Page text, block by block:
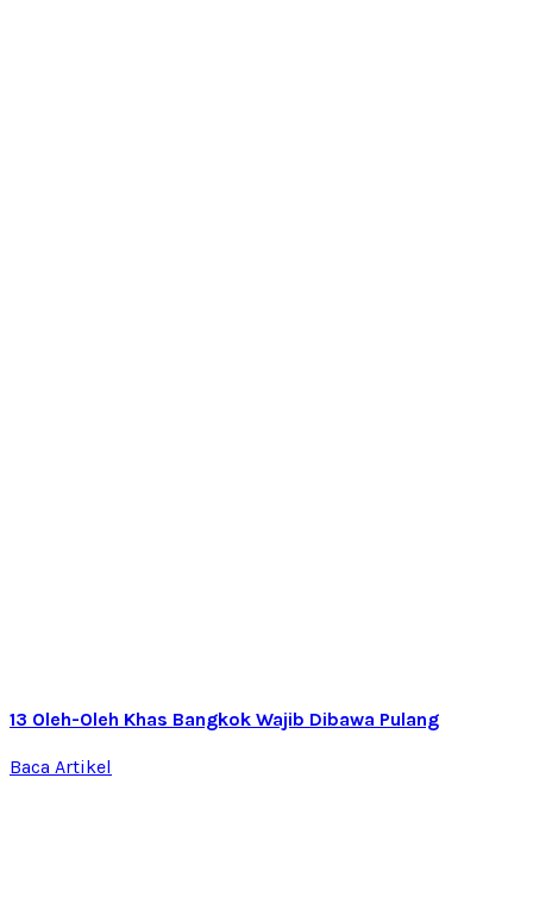
13 Oleh-Oleh Khas Bangkok Wajib Dibawa Pulang
Baca Artikel